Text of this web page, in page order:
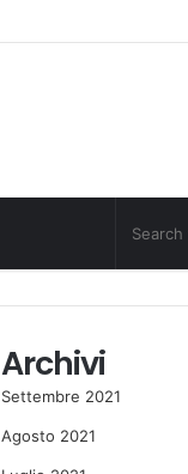
Archivi
Settembre 2021
Agosto 2021